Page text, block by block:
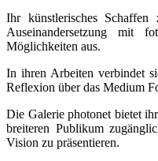
Ihr künstlerisches Schaffen
Auseinandersetzung mit
Möglichkeiten aus.
In ihren Arbeiten verbindet
Reflexion über das Medium
Die Galerie photonet bietet
breiteren Publikum
Vision zu präsentieren.